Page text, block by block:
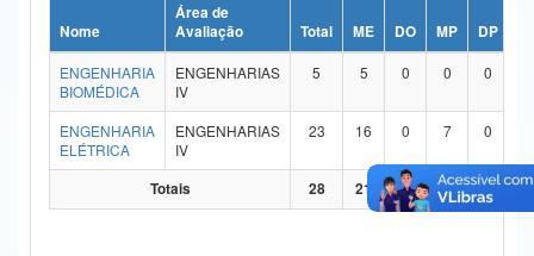
Ministério da Ciência, Tecnologia, Inovações e Comunicações
Ministério do Meio Ambiente
Ministério do Turismo
Ministério do Desenvolvimento Regional
Nome
Área de
Avaliação
Total ME DO MP DP
ENGENHARIA
BIOMÉDICA
ENGENHARIAS
IV
5 5 0 0 0
ENGENHARIA
ELÉTRICA
ENGENHARIAS
IV
23 16 0 7 0
Totais 28 21 0 7 0